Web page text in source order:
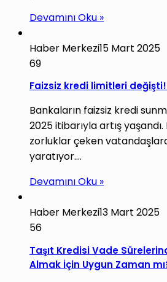
Devamını Oku »
Haber Merkezi15 Mart 2025
69
Faizsiz kredi limitleri
Bankaların faizsiz kredi
2025 itibarıyla artış
zorluklar çeken
yaratıyor.…
Devamını Oku »
Haber Merkezi13 Mart 2025
56
Taşıt Kredisi Vade
Almak İçin Uygun Zaman